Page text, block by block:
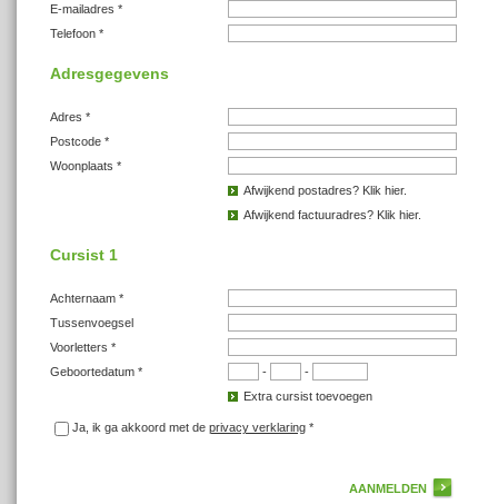
E-mailadres *
Telefoon *
Adresgegevens
Adres *
Postcode *
Woonplaats *
Afwijkend postadres? Klik hier.
Afwijkend factuuradres? Klik hier.
Cursist 1
Achternaam *
Tussenvoegsel
Voorletters *
Geboortedatum *
-
-
Extra cursist toevoegen
Ja, ik ga akkoord met de privacy verklaring*